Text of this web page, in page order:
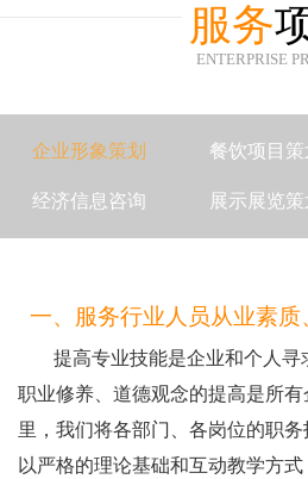
服务
ENTERPRISE
企业形象策划 餐饮项目策
经济信息咨询 展示展览策
一、服务行业人员从业素
提高专业技能是企业和个人寻
职业修养、道德观念的提高是所
里，我们将各部门、各岗位的职
以严格的理论基础和互动教学方